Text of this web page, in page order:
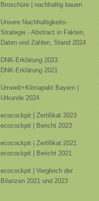
Broschüre | nachhaltig bauen
Unsere Nachhaltigkeits-
Strategie - Abstract in Fakten,
Daten und Zahlen, Stand 2024
DNK-Erklärung 2023
DNK-Erklärung 2021
Umwelt+Klimapakt Bayern |
Urkunde 2024
ecocockpit | Zertifikat 2023
ecocockpit | Bericht 2023
ecocockpit | Zertifikat 2021
ecocockpit | Bericht 2021
ecocockpit | Vergleich der
Bilanzen 2021 und 2023